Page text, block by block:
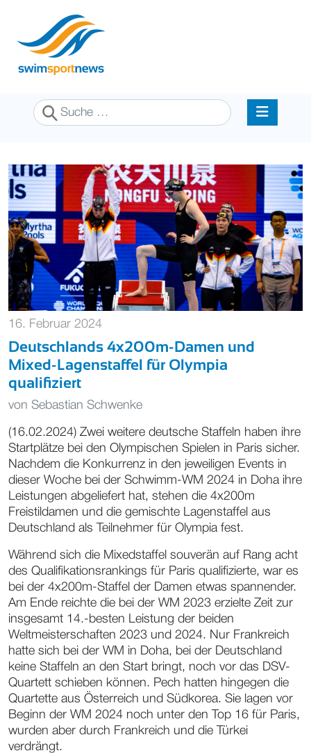
Suchen
16. Februar 2024
Deutschlands 4x200m-Damen und
Mixed-Lagenstaffel für Olympia
qualifiziert
von Sebastian Schwenke
(16.02.2024) Zwei weitere deutsche Staffeln haben ihre
Startplätze bei den Olympischen Spielen in Paris sicher.
Nachdem die Konkurrenz in den jeweiligen Events in
dieser Woche bei der Schwimm-WM 2024 in Doha ihre
Leistungen abgeliefert hat, stehen die 4x200m
Freistildamen und die gemischte Lagenstaffel aus
Deutschland als Teilnehmer für Olympia fest.
Während sich die Mixedstaffel souverän auf Rang acht
des Qualifikationsrankings für Paris qualifizierte, war es
bei der 4x200m-Staffel der Damen etwas spannender.
Am Ende reichte die bei der WM 2023 erzielte Zeit zur
insgesamt 14.-besten Leistung der beiden
Weltmeisterschaften 2023 und 2024. Nur Frankreich
hatte sich bei der WM in Doha, bei der Deutschland
keine Staffeln an den Start bringt, noch vor das DSV-
Quartett schieben können. Pech hatten hingegen die
Quartette aus Österreich und Südkorea. Sie lagen vor
Beginn der WM 2024 noch unter den Top 16 für Paris,
wurden aber durch Frankreich und die Türkei
verdrängt.